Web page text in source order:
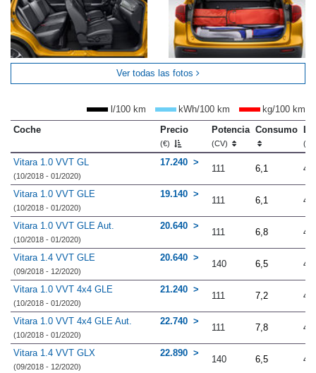
Ver todas las fotos
l/100 km kWh/100 km
kg/100 km
Coche
Precio
(€)
Potencia
(CV)
Consumo
Vitara 1.0 VVT GL
(10/2018 - 01/2020)
17.240
111 6,1
Vitara 1.0 VVT GLE
(10/2018 - 01/2020)
19.140
111 6,1
Vitara 1.0 VVT GLE Aut.
(10/2018 - 01/2020)
20.640
111 6,8
Vitara 1.4 VVT GLE
(09/2018 - 12/2020)
20.640
140 6,5
Vitara 1.0 VVT 4x4 GLE
(10/2018 - 01/2020)
21.240
111 7,2
Vitara 1.0 VVT 4x4 GLE Aut.
(10/2018 - 01/2020)
22.740
111 7,8
Vitara 1.4 VVT GLX
(09/2018 - 12/2020)
22.890
140 6,5